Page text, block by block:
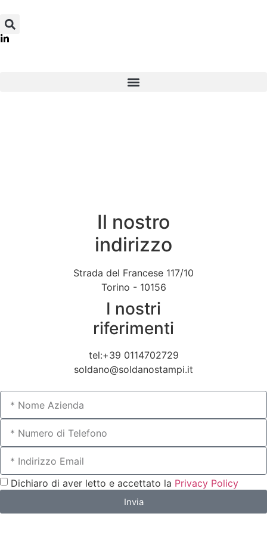
Il nostro
indirizzo
Strada del Francese 117/10
Torino - 10156
I nostri
riferimenti
tel:+39 0114702729
soldano@soldanostampi.it
Dichiaro di aver letto e accettato la Privacy Policy
Invia